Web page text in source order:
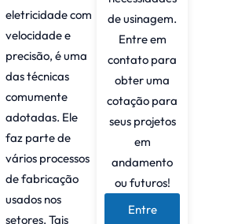
eletricidade com
velocidade e
precisão, é uma
das técnicas
comumente
adotadas. Ele
faz parte de
vários processos
de fabricação
usados nos
setores. Tais
de usinagem.
Entre em
contato para
obter uma
cotação para
seus projetos
em
andamento
ou futuros!
Entre